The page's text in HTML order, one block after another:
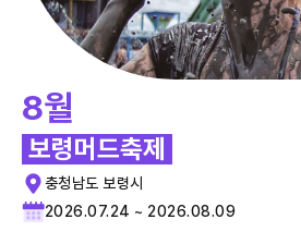
8월
보령머드축제
충청남도 보령시
2026.07.24 ~ 2026.08.09